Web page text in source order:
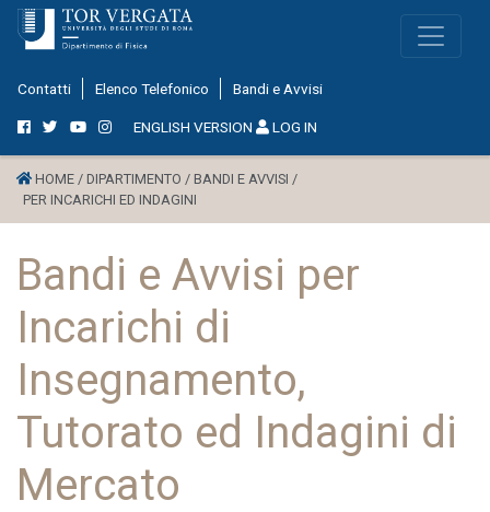
Contatti Elenco Telefonico Bandi e Avvisi
ENGLISH VERSION LOG IN
HOME / DIPARTIMENTO / BANDI E AVVISI /
PER INCARICHI ED INDAGINI
Bandi e Avvisi per
Incarichi di
Insegnamento,
Tutorato ed Indagini di
Mercato